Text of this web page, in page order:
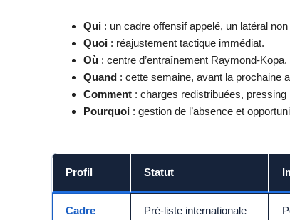
Qui : un cadre offensif appelé, un latéral non
Quoi : réajustement tactique immédiat.
Où : centre d’entraînement Raymond-Kopa.
Quand : cette semaine, avant la prochaine
Comment : charges redistribuées, pressing
Pourquoi : gestion de l’absence et
Profil Statut
Cadre
Pré-liste internationale